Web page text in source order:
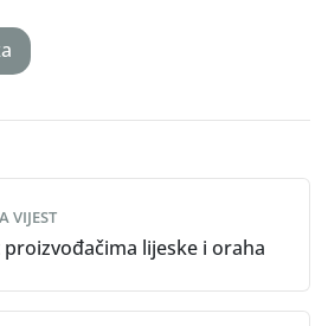
VIJEST
proizvođačima lijeske i oraha